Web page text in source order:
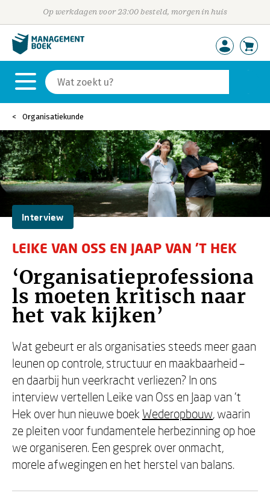
Op werkdagen voor 23:00 besteld, morgen in huis
Organisatiekunde
Interview
LEIKE VAN OSS EN JAAP VAN ’T HEK
‘Organisatieprofessiona
ls moeten kritisch naar
het vak kijken’
Wat gebeurt er als organisaties steeds meer gaan
leunen op controle, structuur en maakbaarheid –
en daarbij hun veerkracht verliezen? In ons
interview vertellen Leike van Oss en Jaap van ’t
Hek over hun nieuwe boek Wederopbouw, waarin
ze pleiten voor fundamentele herbezinning op hoe
we organiseren. Een gesprek over onmacht,
morele afwegingen en het herstel van balans.